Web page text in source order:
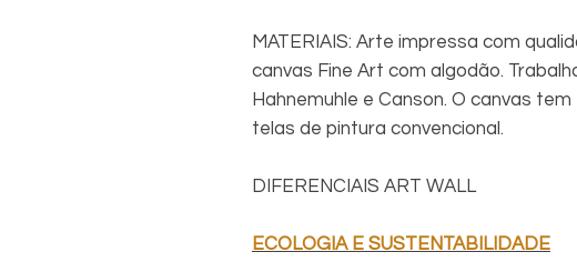
MATERIAIS: Arte impressa com
canvas Fine Art com algodão.
Hahnemuhle e Canson. O canvas
telas de pintura convencional.
DIFERENCIAIS ART WALL
ECOLOGIA E SUSTENTABILIDADE